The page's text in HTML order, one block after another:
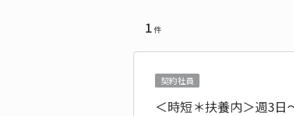
1件
契約社員
＜時短＊扶養内＞週3